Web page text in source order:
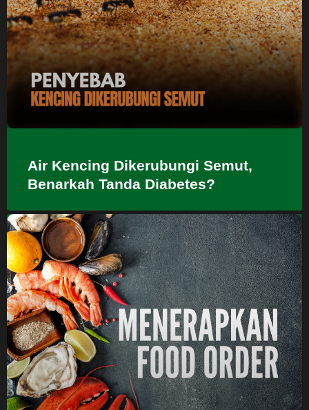
Air Kencing Dikerubungi Semut,
Benarkah Tanda Diabetes?